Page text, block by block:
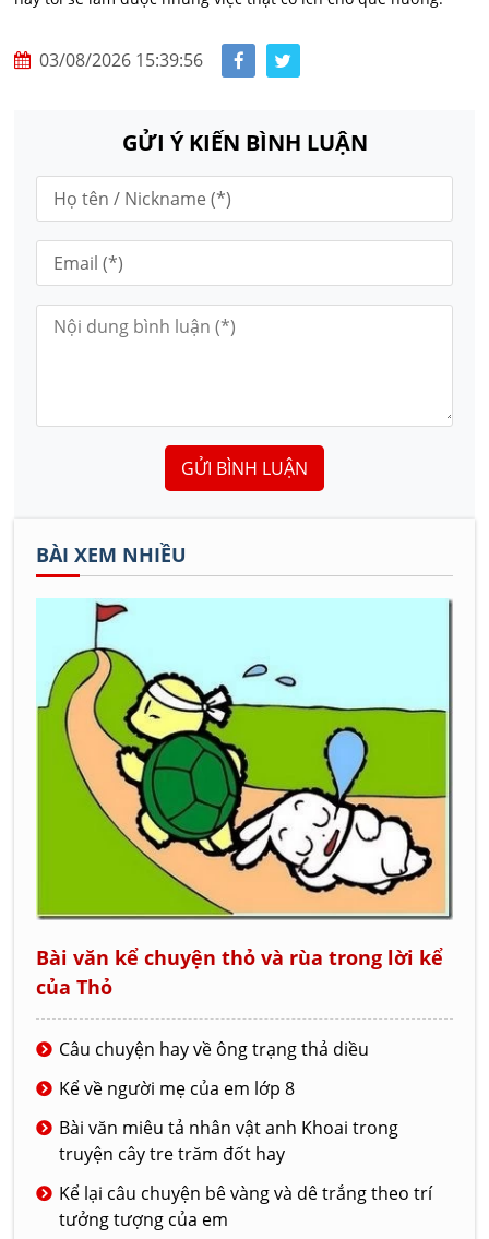
03/08/2026 15:39:56
GỬI Ý KIẾN BÌNH LUẬN
GỬI BÌNH LUẬN
BÀI XEM NHIỀU
Bài văn kể chuyện thỏ và rùa trong lời kể
của Thỏ
Câu chuyện hay về ông trạng thả diều
Kể về người mẹ của em lớp 8
Bài văn miêu tả nhân vật anh Khoai trong
truyện cây tre trăm đốt hay
Kể lại câu chuyện bê vàng và dê trắng theo trí
tưởng tượng của em